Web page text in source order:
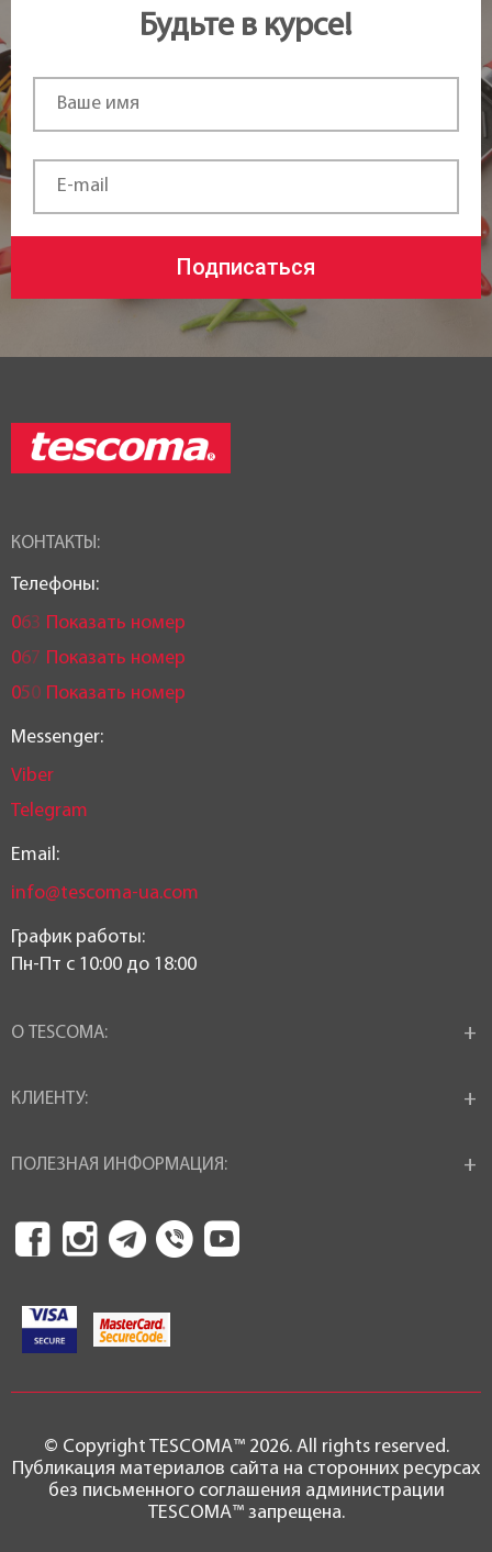
Будьте в курсе!
Подписаться
КОНТАКТЫ:
Телефоны:
063 Показать номер
067 Показать номер
050 Показать номер
Messenger:
Viber
Telegram
Email:
info@tescoma-ua.com
График работы:
Пн-Пт c 10:00 до 18:00
О TESCOMA:
КЛИЕНТУ:
ПОЛЕЗНАЯ ИНФОРМАЦИЯ:
© Copyright TESCOMA™ 2026. All rights reserved.
Публикация материалов сайта на сторонних ресурсах
без письменного соглашения администрации
TESCOMA™ запрещена.